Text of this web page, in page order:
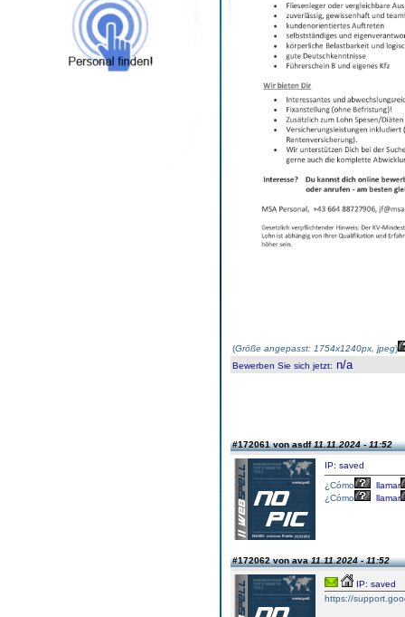
(Größe angepasst: 1754x1240px, jpeg)
Bewerben Sie sich jetzt: n/a
#172061 von asdf11.11.2024 - 11:52
IP: saved
¿Cómo
llamar
¿Cómo
llamar
#172062 von ava11.11.2024 - 11:52
IP: saved
https://